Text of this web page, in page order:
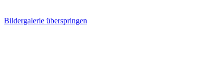
Bildergalerie überspringen